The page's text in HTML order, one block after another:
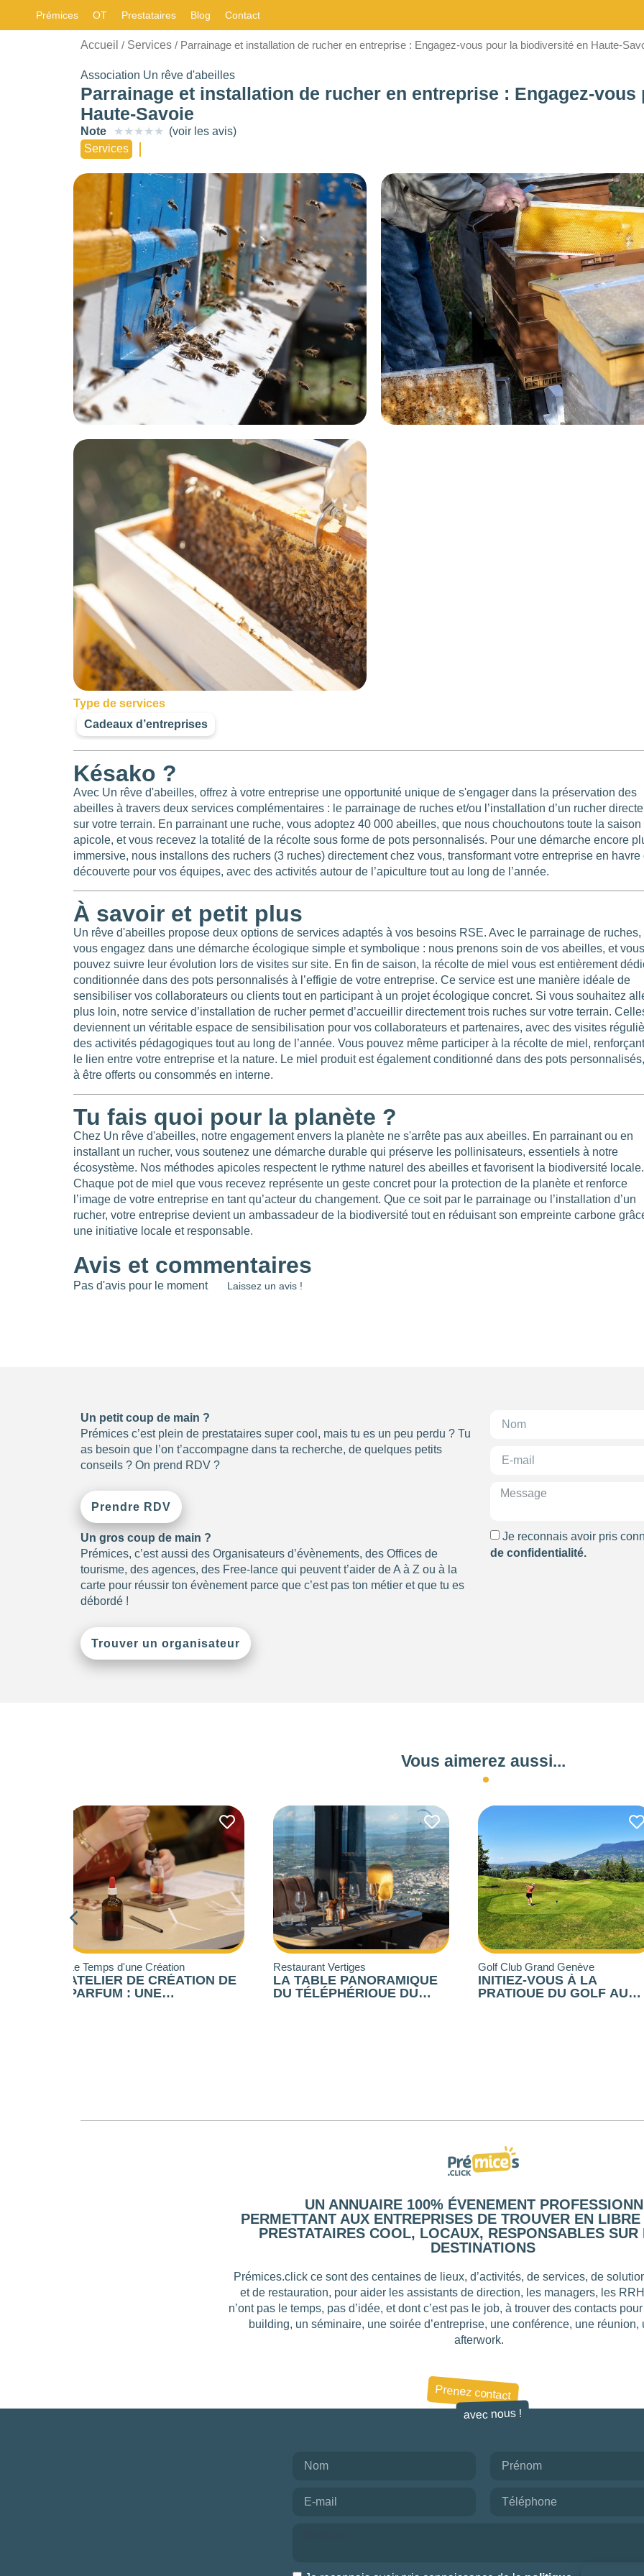
Prémices OT Prestataires Blog Contact
Accueil / Services / Parrainage et installation de rucher en entreprise : Engagez-vous pour la biodiversité en Haute-
Association Un rêve d'abeilles
Parrainage et installation de rucher en entreprise : Engagez-
Haute-Savoie
Note ★★★★★ (voir les avis)
Services
Type de services
Cadeaux d’entreprises
Késako ?
Avec Un rêve d'abeilles, offrez à votre entreprise une opportunité unique de s'engager dans la préservation des
abeilles à travers deux services complémentaires : le parrainage de ruches et/ou l’installation d’un rucher
sur votre terrain. En parrainant une ruche, vous adoptez 40 000 abeilles, que nous chouchoutons toute la saison
apicole, et vous recevez la totalité de la récolte sous forme de pots personnalisés. Pour une démarche encore
immersive, nous installons des ruchers (3 ruches) directement chez vous, transformant votre entreprise en havre
découverte pour vos équipes, avec des activités autour de l’apiculture tout au long de l’année.
À savoir et petit plus
Un rêve d'abeilles propose deux options de services adaptés à vos besoins RSE. Avec le parrainage de ruches,
vous engagez dans une démarche écologique simple et symbolique : nous prenons soin de vos abeilles, et vous
pouvez suivre leur évolution lors de visites sur site. En fin de saison, la récolte de miel vous est entièrement
conditionnée dans des pots personnalisés à l’effigie de votre entreprise. Ce service est une manière idéale de
sensibiliser vos collaborateurs ou clients tout en participant à un projet écologique concret. Si vous souhaitez
plus loin, notre service d’installation de rucher permet d’accueillir directement trois ruches sur votre terrain.
deviennent un véritable espace de sensibilisation pour vos collaborateurs et partenaires, avec des visites
des activités pédagogiques tout au long de l’année. Vous pouvez même participer à la récolte de miel,
le lien entre votre entreprise et la nature. Le miel produit est également conditionné dans des pots
à être offerts ou consommés en interne.
Tu fais quoi pour la planète ?
Chez Un rêve d'abeilles, notre engagement envers la planète ne s'arrête pas aux abeilles. En parrainant ou en
installant un rucher, vous soutenez une démarche durable qui préserve les pollinisateurs, essentiels à notre
écosystème. Nos méthodes apicoles respectent le rythme naturel des abeilles et favorisent la biodiversité locale.
Chaque pot de miel que vous recevez représente un geste concret pour la protection de la planète et renforce
l’image de votre entreprise en tant qu’acteur du changement. Que ce soit par le parrainage ou l’installation d’un
rucher, votre entreprise devient un ambassadeur de la biodiversité tout en réduisant son empreinte carbone
une initiative locale et responsable.
Avis et commentaires
Pas d'avis pour le moment Laissez un avis !
Un petit coup de main ?
Prémices c’est plein de prestataires super cool, mais tu es un peu perdu ? Tu
as besoin que l’on t’accompagne dans ta recherche, de quelques petits
conseils ? On prend RDV ?
Prendre RDV
Un gros coup de main ?
Prémices, c’est aussi des Organisateurs d’évènements, des Offices de
tourisme, des agences, des Free-lance qui peuvent t’aider de A à Z ou à la
carte pour réussir ton évènement parce que c’est pas ton métier et que tu es
débordé !
Trouver un organisateur
Je reconnais avoir pris
de confidentialité.
Vous aimerez aussi...
Restaurant Vertiges
LA TABLE PANORAMIQUE
DU TÉLÉPHÉRIQUE DU
Golf Club Grand Genève
INITIEZ-VOUS À LA
PRATIQUE DU GOLF AU
Golf Club Esery Grand Genève
LES TERRASSES
VOTRE REPAS
UN ANNUAIRE 100% ÉVENEMENT
PERMETTANT AUX ENTREPRISES DE TROUVER EN
PRESTATAIRES COOL, LOCAUX, RESPONSABLES SUR
DESTINATIONS
Prémices.click ce sont des centaines de lieux, d’activités, de services, de
et de restauration, pour aider les assistants de direction, les managers, les
n’ont pas le temps, pas d’idée, et dont c’est pas le job, à trouver des contacts
building, un séminaire, une soirée d’entreprise, une conférence, une réunion,
afterwork.
Prenez contact
avec nous !
CARACTÉRISTIQUE
STYLE
Choisir
Lesfiltres.
PERSONNE
—768
NOTE OUVERTURE
Choisir
CONSEILLÉ POUR
Choisir